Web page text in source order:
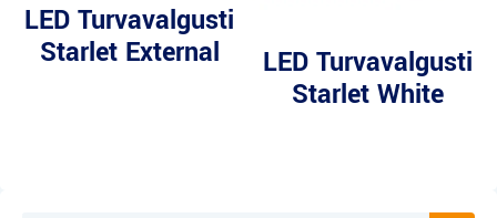
LED Turvavalgusti
Starlet External
LED Turvavalgusti
Starlet White